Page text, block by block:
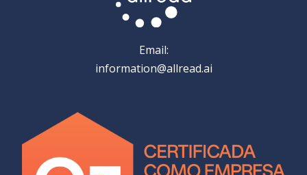
Email:
information@allread.ai